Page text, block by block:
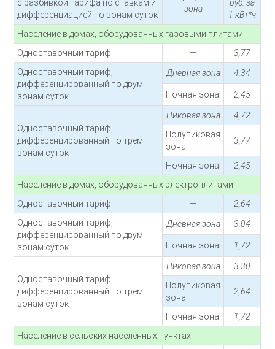
с разбивкой тарифа по ставкам и
дифференциацией по зонам суток
зона
руб. за
1 кВт*ч
Население в домах, оборудованных газовыми плитами
Одноставочный тариф
—
3,77
Одноставочный тариф,
дифференцированный по двум
зонам суток
Дневная зона 4,34
Ночная зона 2,45
Одноставочный тариф,
дифференцированный по трем
зонам суток
Пиковая зона
4,72
Полупиковая
зона
3,77
Ночная зона
2,45
Население в домах, оборудованных электроплитами
Одноставочный тариф
—
2,64
Одноставочный тариф,
дифференцированный по двум
зонам суток
Дневная зона 3,04
Ночная зона 1,72
Одноставочный тариф,
дифференцированный по трем
зонам суток
Пиковая зона
3,30
Полупиковая
зона
2,64
Ночная зона
1,72
Население в сельских населенных пунктах